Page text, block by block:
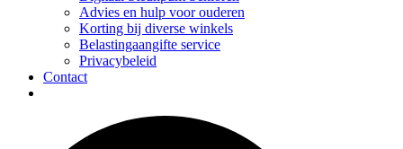
Advies en hulp voor ouderen
Korting bij diverse winkels
Belastingaangifte service
Privacybeleid
Contact